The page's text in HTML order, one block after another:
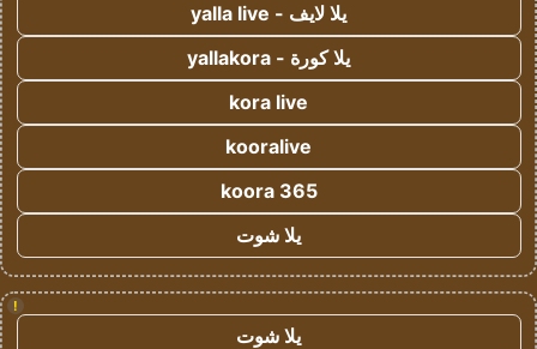
يلا لايف - yalla live
يلا كورة - yallakora
kora live
kooralive
koora 365
يلا شوت
!
يلا شوت